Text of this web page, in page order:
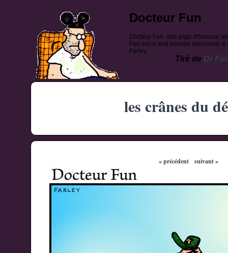
Docteur Fun
Docteur Fun, des gags d'humour
Fun est le tout premier webcomic
Farley.
Tiré de Dr
les crânes du
« précédent suivant »